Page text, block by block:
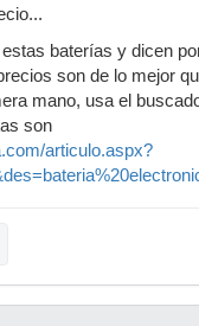
baterías y dicen
son de lo mejor
mano, usa el
son
articulo.aspx?